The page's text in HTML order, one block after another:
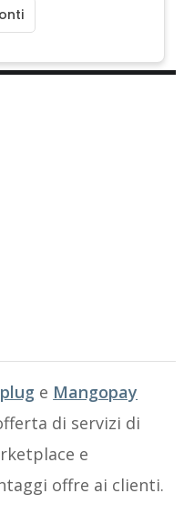
e Mangopay
di servizi di
e
offre ai clienti.